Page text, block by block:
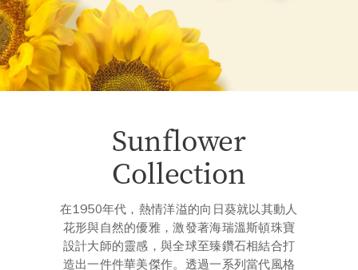
Sunflower
Collection
在1950年代，熱情洋溢的向日葵就以其動人
花形與自然的優雅，激發著海瑞溫斯頓珠寶
設計大師的靈感，與全球至臻鑽石相結合打
造出一件件華美傑作。透過一系列當代風格